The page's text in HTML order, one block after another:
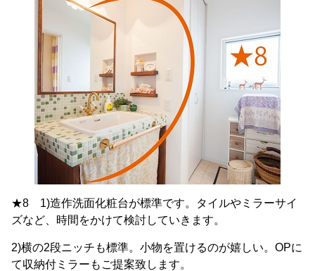
★8 1)造作洗面化粧台が標準です。タイルやミラーサイ
ズなど、時間をかけて検討していきます。
2)横の2段ニッチも標準。小物を置けるのが嬉しい。OPに
て収納付ミラーもご提案致します。